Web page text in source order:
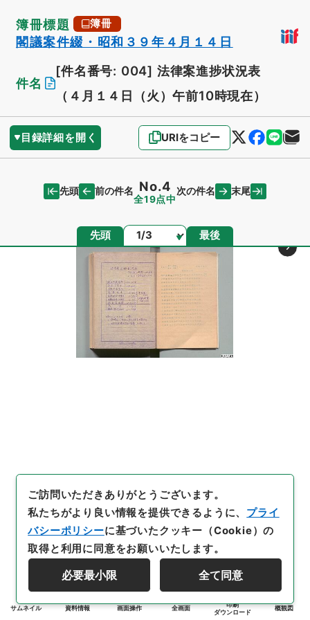
簿冊標題 簿冊
閣議案件綴・昭和３９年４月１４日
件名
[件名番号: 004] 法律案進捗状況表
（４月１４日（火）午前10時現在）
目録詳細を開く URIをコピー
先頭 前の件名 No.4
全19点中
次の件名 末尾
先頭 ページ 最後
サムネイル 資料情報 画面操作 全画面
印刷
ダウンロード
概観図
ご訪問いただきありがとうございます。
私たちがより良い情報を提供できるように、 プライ
バシーポリシーに基づいたクッキー（Cookie）の
取得と利用に同意をお願いいたします。
必要最小限 全て同意